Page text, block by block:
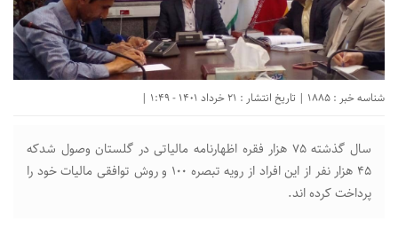
شناسه خبر : 1885 | تاریخ انتشار : 21 خرداد 1401 - 1:49 |
سال گذشته ۷۵ هزار فقره اظهارنامه مالیاتی در گلستان وصول شدکه
۴۵ هزار نفر از این افراد از رویه تبصره ۱۰۰ و روش توافقی مالیات خود را
پرداخت کرده اند.